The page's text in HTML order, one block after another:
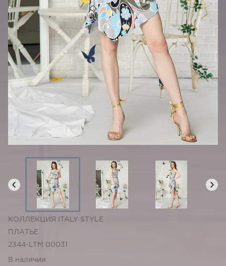
КОЛЛЕКЦИЯ ITALY STYLE
ПЛАТЬЕ
2344-LTM 00031
В наличии